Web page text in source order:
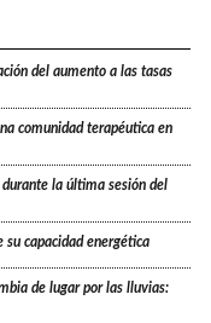
del aumento a las tasas
comunidad terapéutica en
la última sesión del
capacidad energética
de lugar por las lluvias: